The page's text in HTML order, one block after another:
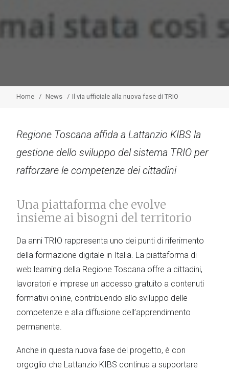
Home News Il via ufficiale alla nuova fase di TRIO
Regione Toscana affida a Lattanzio KIBS la
gestione dello sviluppo del sistema TRIO per
rafforzare le competenze dei cittadini
Una piattaforma che evolve
insieme ai bisogni del territorio
Da anni TRIO rappresenta uno dei punti di riferimento
della formazione digitale in Italia. La piattaforma di
web learning della Regione Toscana offre a cittadini,
lavoratori e imprese un accesso gratuito a contenuti
formativi online, contribuendo allo sviluppo delle
competenze e alla diffusione dell’apprendimento
permanente.
Anche in questa nuova fase del progetto, è con
orgoglio che Lattanzio KIBS continua a supportare